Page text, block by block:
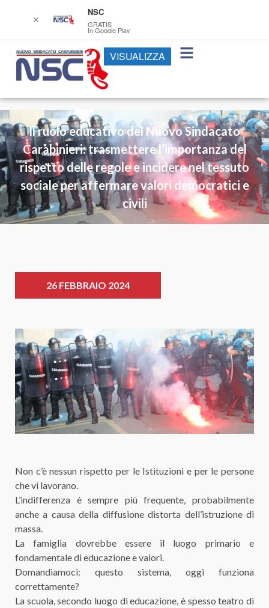
Il ruolo educativo del Nuovo Sindacato
Carabinieri: trasmettere l’importanza del
rispetto delle regole e incidere nel tessuto
sociale per affermare valori democratici e
civili
26 FEBBRAIO 2024
Non c’è nessun rispetto per le Istituzioni e per le persone
che vi lavorano.
L’indifferenza è sempre più frequente, probabilmente
anche a causa della diffusione distorta dell’istruzione di
massa.
La famiglia dovrebbe essere il luogo primario e
fondamentale di educazione e valori.
Domandiamoci: questo sistema, oggi funziona
correttamente?
La scuola, secondo luogo di educazione, è spesso teatro di
✕
NSC
GRATIS
In Google Play
VISUALIZZA